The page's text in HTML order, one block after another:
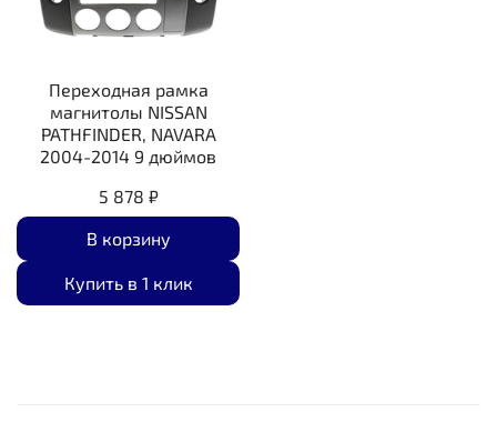
Переходная рамка
магнитолы NISSAN
PATHFINDER, NAVARA
2004-2014 9 дюймов
5 878 ₽
В корзину
Купить в 1 клик